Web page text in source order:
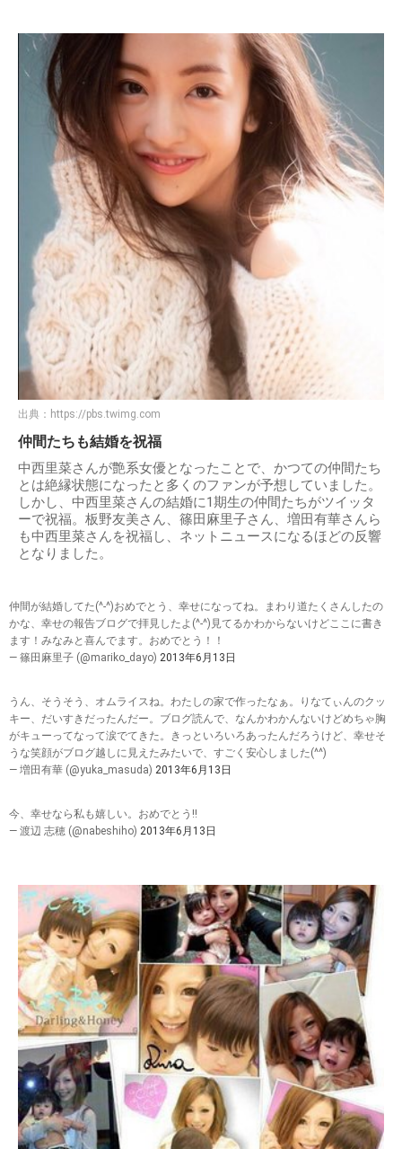
出典： https://pbs.twimg.com
仲間たちも結婚を祝福
中西里菜さんが艶系女優となったことで、かつての仲間たち
とは絶縁状態になったと多くのファンが予想していました。
しかし、中西里菜さんの結婚に1期生の仲間たちがツイッタ
ーで祝福。板野友美さん、篠田麻里子さん、増田有華さんら
も中西里菜さんを祝福し、ネットニュースになるほどの反響
となりました。
仲間が結婚してた(^-^)おめでとう、幸せになってね。まわり道たくさんしたの
かな、幸せの報告ブログで拝見したよ(^-^)見てるかわからないけどここに書き
ます！みなみと喜んでます。おめでとう！！
— 篠田麻里子 (@mariko_dayo) 2013年6月13日
うん、そうそう、オムライスね。わたしの家で作ったなぁ。りなてぃんのクッ
キー、だいすきだったんだー。ブログ読んで、なんかわかんないけどめちゃ胸
がキューってなって涙でてきた。きっといろいろあったんだろうけど、幸せそ
うな笑顔がブログ越しに見えたみたいで、すごく安心しました(^^)
— 増田有華 (@yuka_masuda) 2013年6月13日
今、幸せなら私も嬉しい。おめでとう!!
— 渡辺 志穂 (@nabeshiho) 2013年6月13日